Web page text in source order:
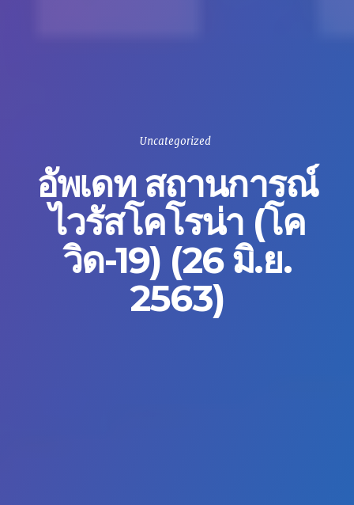
Uncategorized
อัพเดท สถานการณ์
ไวรัสโคโรน่า (โค
วิด-19) (26 มิ.ย.
2563)